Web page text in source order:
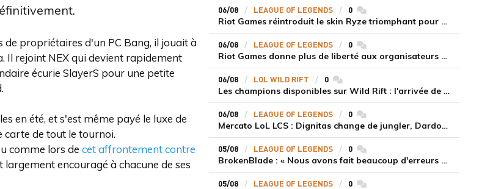
de propriétaires d'un PC Bang, il jouait à
Il rejoint NEX qui devient rapidement
écurie SlayerS pour une petite
en été, et s'est même payé le luxe de
de tout le tournoi.
comme lors de cet affrontement contre
encouragé à chacune de ses
06/08 LEAGUE OF LEGENDS 0commentaires
Riot Games réintroduit le skin Ryze triomphant pour récompenser la scène amateur
06/08 LEAGUE OF LEGENDS 0commentaires
Riot Games donne plus de liberté aux organisateurs de tournois locaux sur League of Legends
06/08 LOL WILD RIFT 0commentaires
Les champions disponibles sur Wild Rift : l'arrivée de Cho'Gath
06/08 LEAGUE OF LEGENDS 0commentaires
Mercato LoL LCS : Dignitas change de jungler, Dardoch fait son retour en LCS, eXyu annonce sa retraite
05/08 LEAGUE OF LEGENDS 0commentaires
BrokenBlade : « Nous avons fait beaucoup d'erreurs bêtes, mais une victoire reste une victoire et c'est une chose dont on peut se réjouir »
05/08 LEAGUE OF LEGENDS 0commentaires